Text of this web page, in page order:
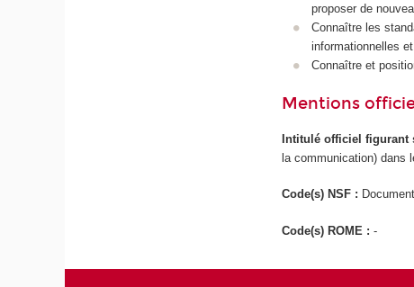
proposer de
Connaître les
informationnelles
Connaître et
Mentions
Intitulé officiel
la communication) dans
Code(s) NSF :
Code(s) ROME :-